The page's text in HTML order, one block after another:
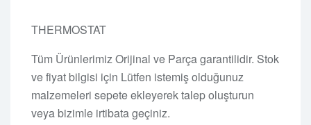
THERMOSTAT
Tüm Ürünlerimiz Orijinal ve Parça garantilidir. Stok
ve fiyat bilgisi için Lütfen istemiş olduğunuz
malzemeleri sepete ekleyerek talep oluşturun
veya bizimle irtibata geçiniz.